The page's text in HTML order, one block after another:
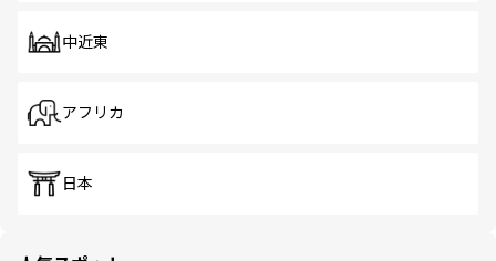
中近東
アフリカ
日本